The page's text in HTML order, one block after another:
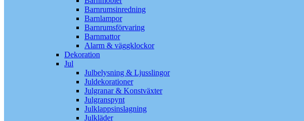
Barnrumsinredning
Barnlampor
Barnrumsförvaring
Barnmattor
Alarm & väggklockor
Dekoration
Jul
Julbelysning & Ljusslingor
Juldekorationer
Julgranar & Konstväxter
Julgranspynt
Julklappsinslagning
Julkläder